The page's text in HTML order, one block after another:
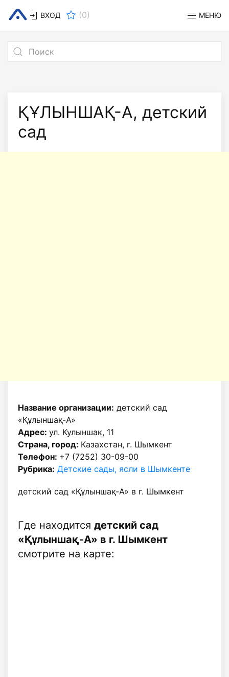
ВХОД (0) МЕНЮ
ҚҰЛЫНШАҚ-А, детский
сад
Название организации: детский сад
«Құлыншақ-А»
Адрес: ул. Кулыншак, 11
Страна, город: Казахстан, г. Шымкент
Телефон: +7 (7252) 30-09-00
Рубрика: Детские сады, ясли в Шымкенте
детский сад «Құлыншақ-А» в г. Шымкент
Где находится детский сад
«Құлыншақ-А» в г. Шымкент
смотрите на карте: